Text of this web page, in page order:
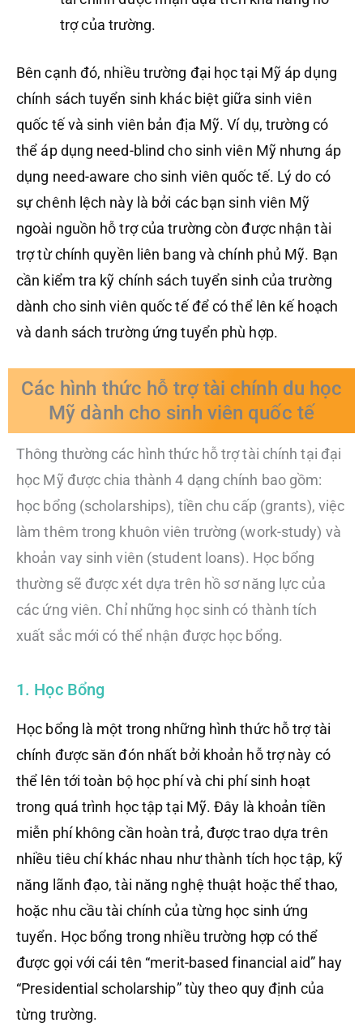
trợ của trường.
Bên cạnh đó, nhiều trường đại học tại Mỹ áp dụng
chính sách tuyển sinh khác biệt giữa sinh viên
quốc tế và sinh viên bản địa Mỹ. Ví dụ, trường có
thể áp dụng need-blind cho sinh viên Mỹ nhưng áp
dụng need-aware cho sinh viên quốc tế. Lý do có
sự chênh lệch này là bởi các bạn sinh viên Mỹ
ngoài nguồn hỗ trợ của trường còn được nhận tài
trợ từ chính quyền liên bang và chính phủ Mỹ. Bạn
cần kiểm tra kỹ chính sách tuyển sinh của trường
dành cho sinh viên quốc tế để có thể lên kế hoạch
và danh sách trường ứng tuyển phù hợp.
Các hình thức hỗ trợ tài chính du học
Mỹ dành cho sinh viên quốc tế
Thông thường các hình thức hỗ trợ tài chính tại đại
học Mỹ được chia thành 4 dạng chính bao gồm:
học bổng (scholarships), tiền chu cấp (grants), việc
làm thêm trong khuôn viên trường (work-study) và
khoản vay sinh viên (student loans). Học bổng
thường sẽ được xét dựa trên hồ sơ năng lực của
các ứng viên. Chỉ những học sinh có thành tích
xuất sắc mới có thể nhận được học bổng.
1. Học Bổng
Học bổng là một trong những hình thức hỗ trợ tài
chính được săn đón nhất bởi khoản hỗ trợ này có
thể lên tới toàn bộ học phí và chi phí sinh hoạt
trong quá trình học tập tại Mỹ. Đây là khoản tiền
miễn phí không cần hoàn trả, được trao dựa trên
nhiều tiêu chí khác nhau như thành tích học tập, kỹ
năng lãnh đạo, tài năng nghệ thuật hoặc thể thao,
hoặc nhu cầu tài chính của từng học sinh ứng
tuyển. Học bổng trong nhiều trường hợp có thể
được gọi với cái tên “merit-based financial aid” hay
“Presidential scholarship” tùy theo quy định của
từng trường.